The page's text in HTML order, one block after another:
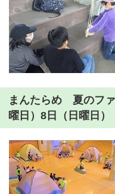
まんたらめ 夏のフ
曜日）8日（日曜日）